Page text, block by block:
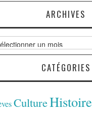
ARCHIVES
CATÉGORIES
CultureHistoire